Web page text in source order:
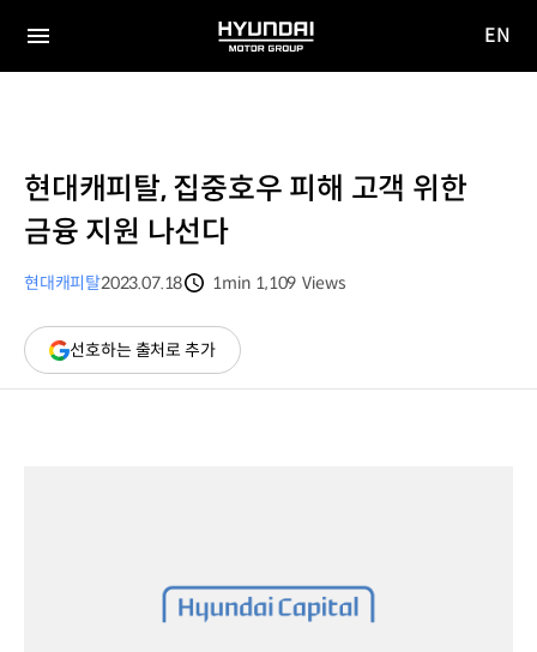
전체
HYUNDAI
MOTOR
EN
현대캐피탈, 집중호우 피해 고객 위한
금융 지원 나선다
현대캐피탈2023.07.18
1min 1,109 Views
선호하는 출처로 추가(새
창